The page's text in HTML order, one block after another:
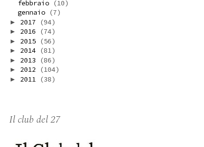
febbraio (10)
gennaio (7)
► 2017 (94)
► 2016 (74)
► 2015 (56)
► 2014 (81)
► 2013 (86)
► 2012 (104)
► 2011 (38)
Il club del 27